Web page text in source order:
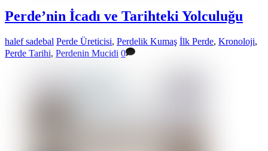
Perde’nin İcadı ve Tarihteki Yolculuğu
halef sadebal Perde Üreticisi, Perdelik Kumaş İlk Perde, Kronoloji,
Perde Tarihi, Perdenin Mucidi 0